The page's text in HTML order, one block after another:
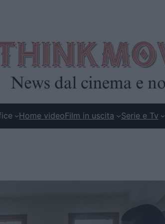
Home videoFilm in uscita Serie e Tv